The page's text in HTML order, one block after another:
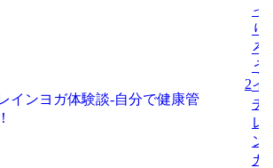
っ
り
ろ
う
2イ
チ
レ
ン
ガ